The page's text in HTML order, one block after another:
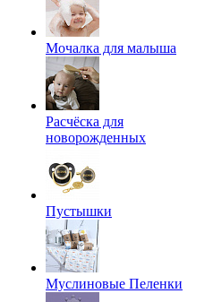
Мочалка для малыша
Расчёска для
новорожденных
Пустышки
Муслиновые Пеленки